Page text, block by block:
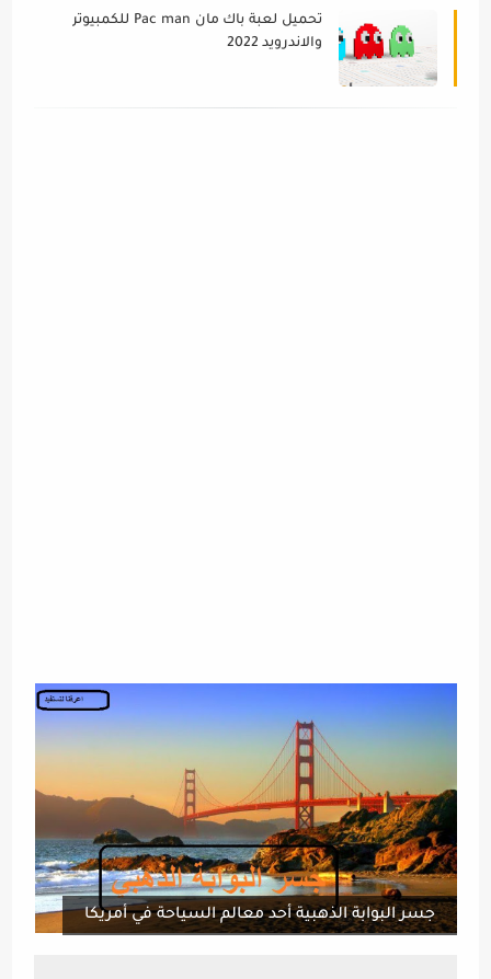
تحميل لعبة باك مان Pac man للكمبيوتر
والاندرويد 2022
جسر البوابة الذهبية أحد معالم السياحة في أمريكا